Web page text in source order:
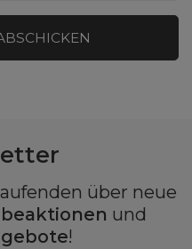
über neue
und
!